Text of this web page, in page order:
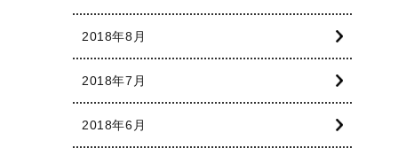
2018年8月
2018年7月
2018年6月